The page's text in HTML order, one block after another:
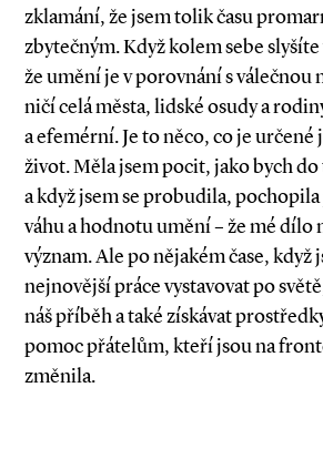
zklamání, že jsem tolik času
zbytečným. Když kolem sebe
že umění je v porovnání s válečnou
ničí celá města, lidské osudy a
a efemérní. Je to něco, co je
život. Měla jsem pocit, jako bych do
a když jsem se probudila,
váhu a hodnotu umění – že mé dílo
význam. Ale po nějakém čase, když
nejnovější práce vystavovat po
náš příběh a také získávat
pomoc přátelům, kteří jsou na
změnila.